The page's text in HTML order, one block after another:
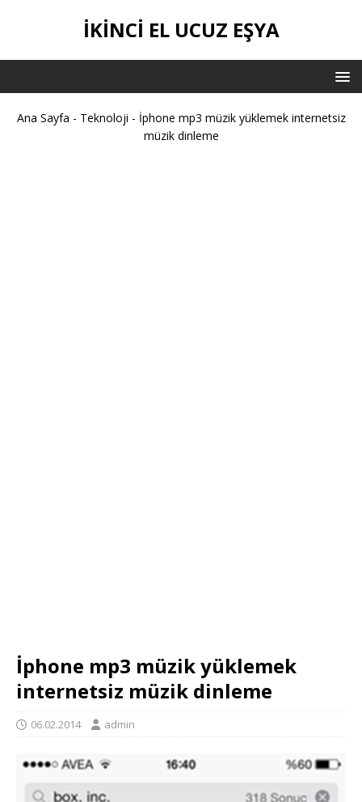
İKİNCİ EL UCUZ EŞYA
Ana Sayfa - Teknoloji - İphone mp3 müzik yüklemek internetsiz
müzik dinleme
İphone mp3 müzik yüklemek
internetsiz müzik dinleme
06.02.2014 admin